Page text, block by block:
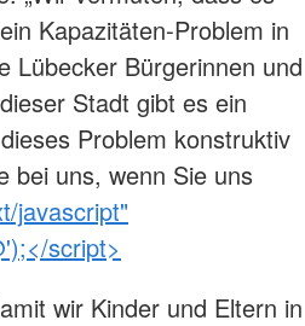
Kapazitäten-Problem in
Lübecker Bürgerinnen und
Stadt gibt es ein
Problem konstruktiv
bei uns, wenn Sie uns
javascript"
script>
wir Kinder und Eltern in